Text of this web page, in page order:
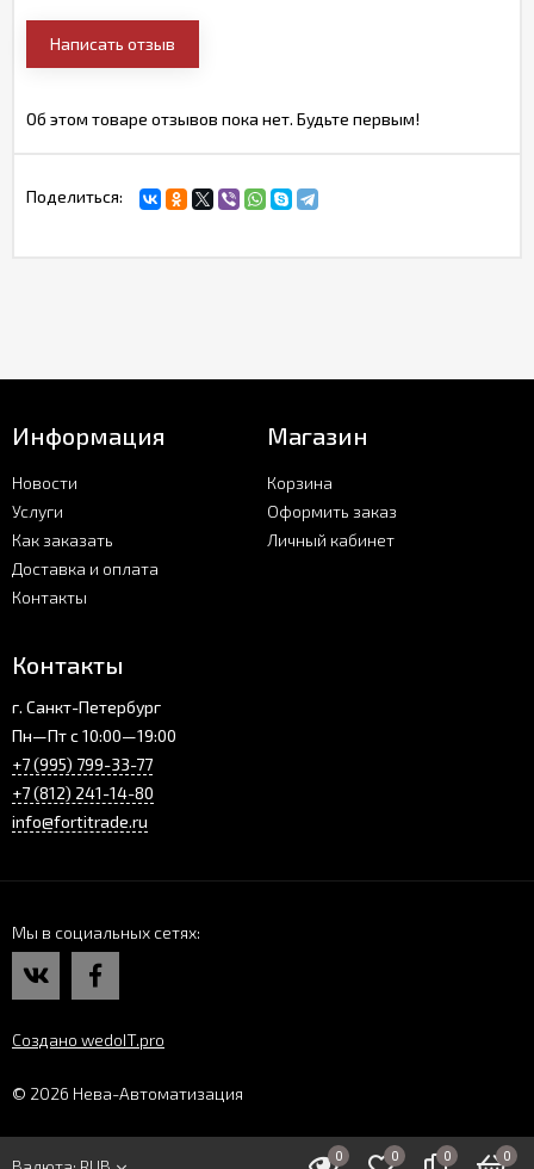
Написать отзыв
Об этом товаре отзывов пока нет. Будьте первым!
Поделиться:
Информация
Новости
Услуги
Как заказать
Доставка и оплата
Контакты
Магазин
Корзина
Оформить заказ
Личный кабинет
Контакты
г. Санкт-Петербург
Пн—Пт с 10:00—19:00
+7 (995) 799-33-77
+7 (812) 241-14-80
info@fortitrade.ru
Мы в социальных сетях
Создано wedoIT.pro
© 2026 Нева-Автоматизация
0 0 0 0